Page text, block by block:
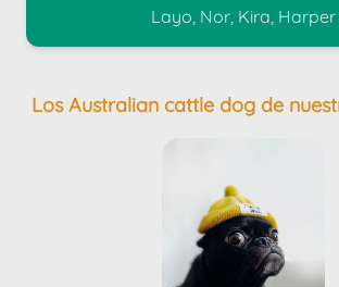
Layo, Nor, Kira, Harper
Los Australian cattle dog de